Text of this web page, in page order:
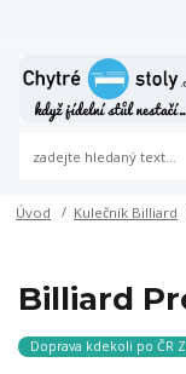
Úvod Kulečník Billiard
Billiard
Doprava kdekoli po ČR